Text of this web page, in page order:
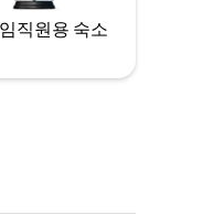
직원용 숙소